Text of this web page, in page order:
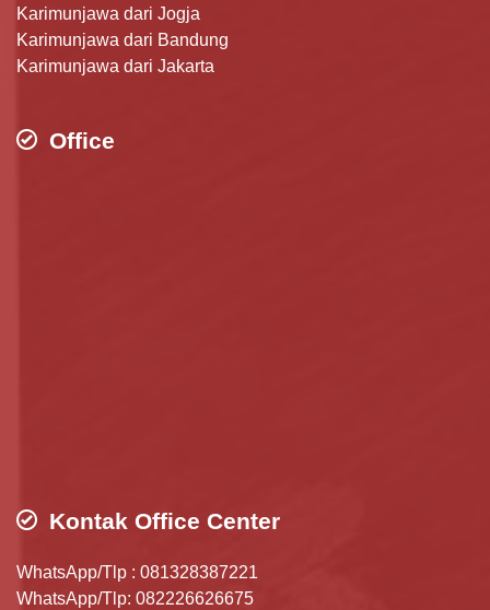
Karimunjawa dari Jogja
Karimunjawa dari Bandung
Karimunjawa dari Jakarta
Office
Kontak Office Center
WhatsApp/Tlp : 081328387221
WhatsApp/Tlp: 082226626675